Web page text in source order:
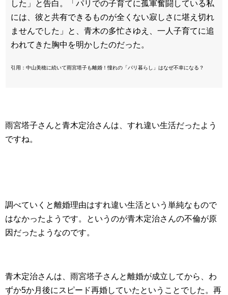
した」と告白。「パリでの子育てに孤軍奮闘している私
には、彼と共有できるものが全くない寂しさに堪え切れ
ませんでした」と、青木の多忙さゆえ、一人子育てに追
われてきた胸中を明かしたのだった。
引用：中山美穂に続いて雨宮塔子も離婚！憧れの「パリ暮らし」はなぜ不幸になる？
雨宮塔子さんと青木定治さんは、すれ違い生活だったよう
ですね。
調べていくと離婚理由はすれ違い生活という単純なもので
はなかったようです。というのが青木定治さんの不倫が原
因だったようなのです。
青木定治さんは、雨宮塔子さんと離婚が成立してから、わ
ずか5か月後にスピード再婚していたということでした。再